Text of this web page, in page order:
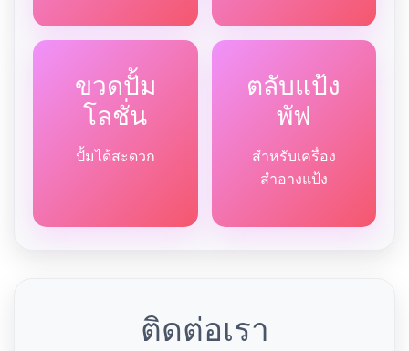
ขวดปั้ม
โลชั่น
ปั้มได้สะดวก
ตลับแป้ง
พัฟ
สำหรับเครื่อง
สำอางแป้ง
ติดต่อเรา